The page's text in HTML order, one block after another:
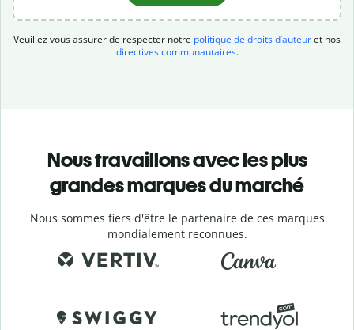
Veuillez vous assurer de respecter notre politique de droits d’auteuret nos
directives communautaires.
Nous travaillons avec les plus
grandes marques du marché
Nous sommes fiers d'être le partenaire de ces marques
mondialement reconnues.